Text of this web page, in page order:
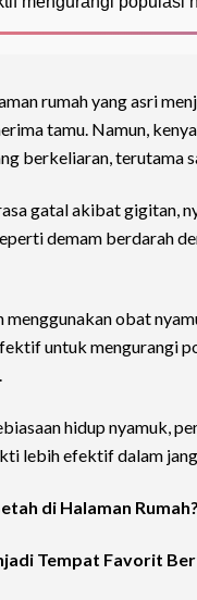
rumah yang asri
tamu. Namun,
berkeliaran, terutama
gatal akibat gigitan,
demam berdarah
menggunakan obat
untuk mengurangi
hidup nyamuk,
lebih efektif dalam
di Halaman
Tempat Favorit